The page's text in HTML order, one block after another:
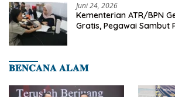
Juni 24, 2026
Kementerian ATR/BPN
Gratis, Pegawai Sambut
𝐁𝐄𝐍𝐂𝐀𝐍𝐀 𝐀𝐋𝐀𝐌